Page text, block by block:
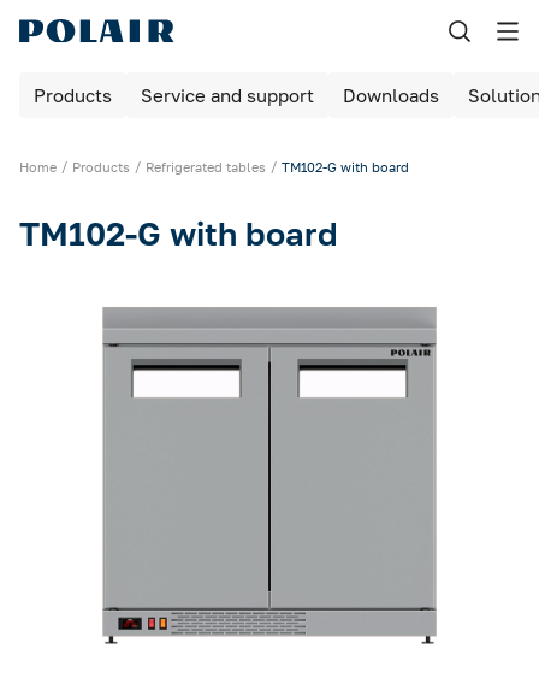
Products Service and support Downloads
Home Products Refrigerated tables TM102-G with board
TM102-G with board
Назад
Products
Maturing rooms
Refrigeration machines